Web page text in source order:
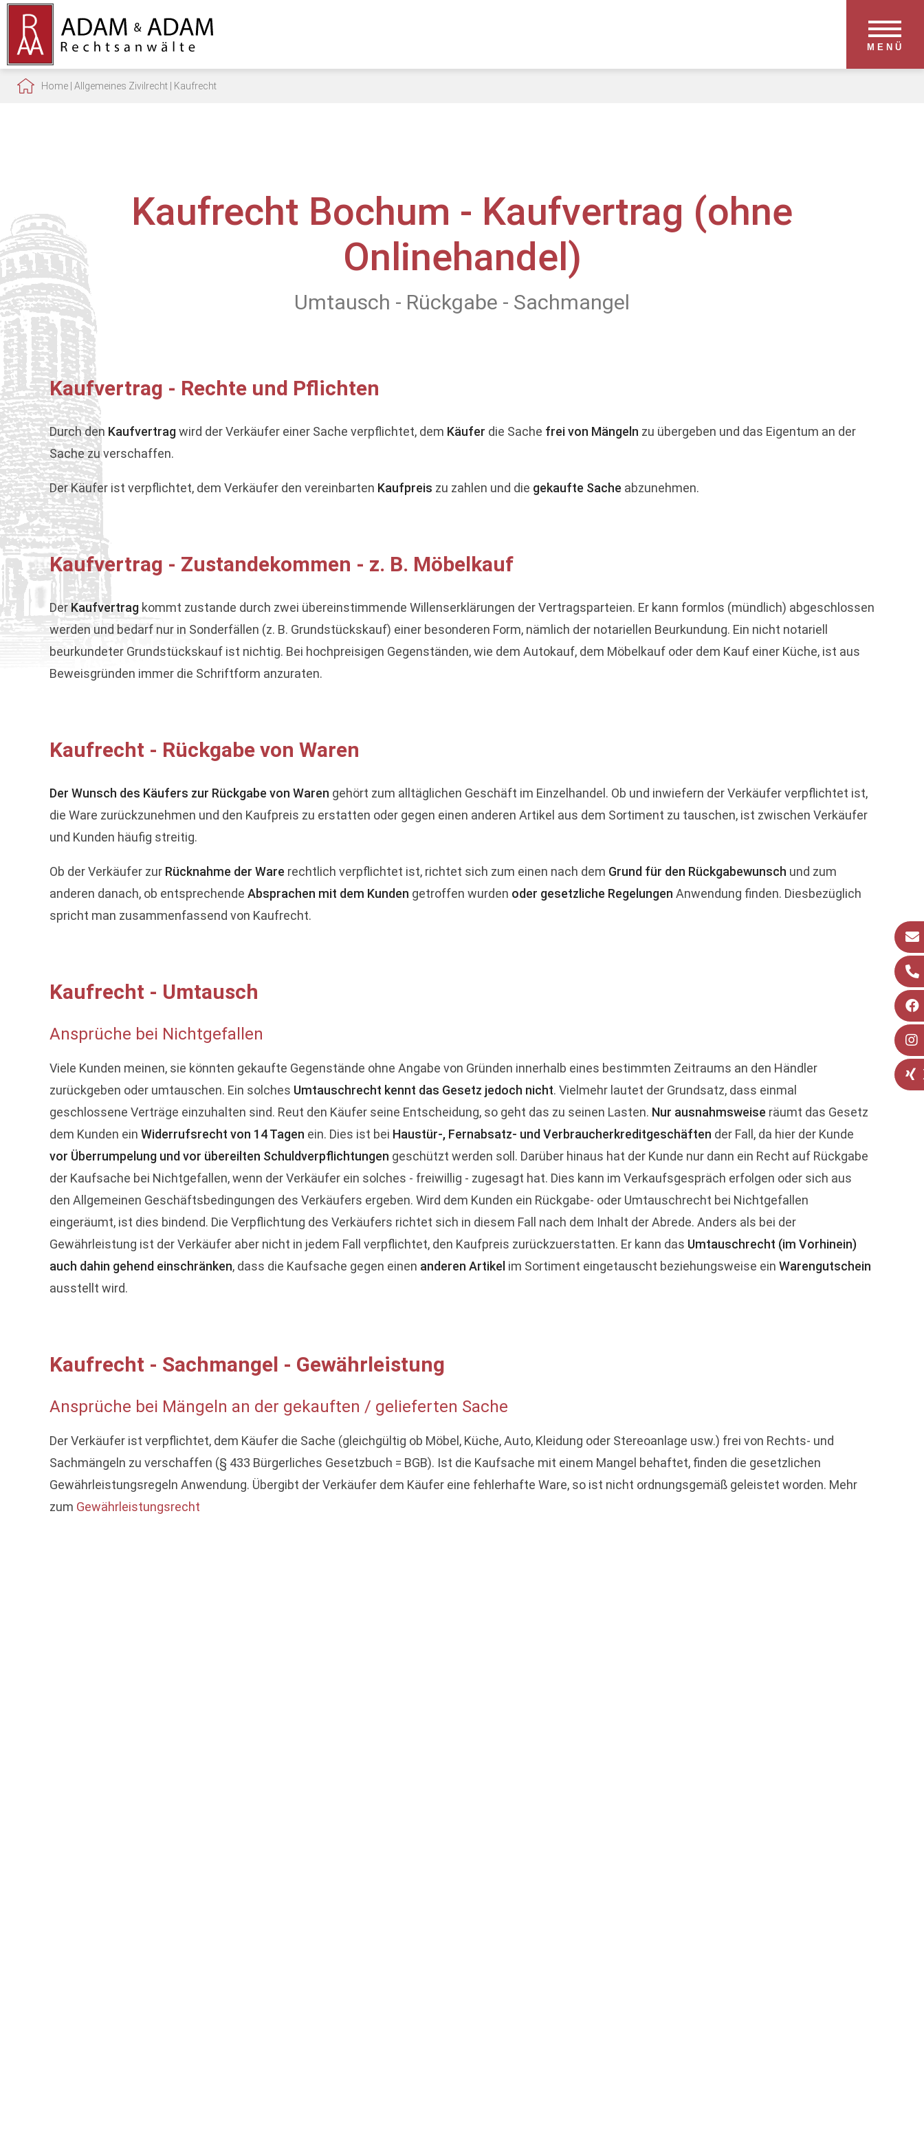
MENÜ
Home Allgemeines Zivilrecht Kaufrecht
Kaufrecht Bochum - Kaufvertrag (ohne
Onlinehandel)
Umtausch - Rückgabe - Sachmangel
Kaufvertrag - Rechte und Pflichten
Durch den Kaufvertragwird der Verkäufer einer Sache verpflichtet, dem Käufer die Sache frei von Mängeln zu übergeben und das Eigentum an der
Sache zu verschaffen.
Der Käufer ist verpflichtet, dem Verkäufer den vereinbarten Kaufpreis zu zahlen und die gekaufte Sache abzunehmen.
Kaufvertrag - Zustandekommen - z. B. Möbelkauf
DerKaufvertrag kommt zustande durch zwei übereinstimmende Willenserklärungen der Vertragsparteien. Er kann formlos (mündlich) abgeschlossen
werden und bedarf nur in Sonderfällen (z. B. Grundstückskauf) einer besonderen Form, nämlich der notariellen Beurkundung. Ein nicht notariell
beurkundeter Grundstückskauf ist nichtig. Bei hochpreisigen Gegenständen, wie dem Autokauf, dem Möbelkauf oder dem Kauf einer Küche, ist aus
Beweisgründen immer die Schriftform anzuraten.
Kaufrecht - Rückgabe von Waren
Der Wunsch des Käufers zur Rückgabe von Waren gehört zum alltäglichen Geschäft im Einzelhandel. Ob und inwiefern der Verkäufer verpflichtet ist,
die Ware zurückzunehmen und den Kaufpreis zu erstatten oder gegen einen anderen Artikel aus dem Sortiment zu tauschen, ist zwischen Verkäufer
und Kunden häufig streitig.
Ob der Verkäufer zur Rücknahme der Ware rechtlich verpflichtet ist, richtet sich zum einen nach dem Grund für den Rückgabewunsch und zum
anderen danach, ob entsprechende Absprachen mit dem Kunden getroffen wurden oder gesetzliche Regelungen Anwendung finden. Diesbezüglich
spricht man zusammenfassend von Kaufrecht.
Kaufrecht - Umtausch
Ansprüche bei Nichtgefallen
Viele Kunden meinen, sie könnten gekaufte Gegenstände ohne Angabe von Gründen innerhalb eines bestimmten Zeitraums an den Händler
zurückgeben oder umtauschen. Ein solches Umtauschrecht kennt das Gesetz jedoch nicht. Vielmehr lautet der Grundsatz, dass einmal
geschlossene Verträge einzuhalten sind. Reut den Käufer seine Entscheidung, so geht das zu seinen Lasten. Nur ausnahmsweise räumt das Gesetz
dem Kunden ein Widerrufsrecht von 14 Tagen ein. Dies ist bei Haustür-, Fernabsatz- und Verbraucherkreditgeschäften der Fall, da hier der Kunde
vor Überrumpelung und vor übereilten Schuldverpflichtungen geschützt werden soll. Darüber hinaus hat der Kunde nur dann ein Recht auf Rückgabe
der Kaufsache bei Nichtgefallen, wenn der Verkäufer ein solches - freiwillig - zugesagt hat. Dies kann im Verkaufsgespräch erfolgen oder sich aus
den Allgemeinen Geschäftsbedingungen des Verkäufers ergeben. Wird dem Kunden ein Rückgabe- oder Umtauschrecht bei Nichtgefallen
eingeräumt, ist dies bindend. Die Verpflichtung des Verkäufers richtet sich in diesem Fall nach dem Inhalt der Abrede. Anders als bei der
Gewährleistung ist der Verkäufer aber nicht in jedem Fall verpflichtet, den Kaufpreis zurückzuerstatten. Er kann das Umtauschrecht (im Vorhinein)
auch dahin gehend einschränken, dass die Kaufsache gegen einen anderen Artikel im Sortiment eingetauscht beziehungsweise ein Warengutschein
ausstellt wird.
Kaufrecht - Sachmangel - Gewährleistung
Ansprüche bei Mängeln an der gekauften / gelieferten Sache
Der Verkäufer ist verpflichtet, dem Käufer die Sache (gleichgültig ob Möbel, Küche, Auto, Kleidung oder Stereoanlage usw.) frei von Rechts- und
Sachmängeln zu verschaffen (§ 433 Bürgerliches Gesetzbuch = BGB). Ist die Kaufsache mit einem Mangel behaftet, finden die gesetzlichen
Gewährleistungsregeln Anwendung. Übergibt der Verkäufer dem Käufer eine fehlerhafte Ware, so ist nicht ordnungsgemäß geleistet worden. Mehr
zum Gewährleistungsrecht